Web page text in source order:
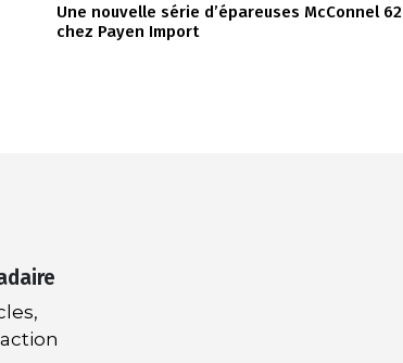
Une nouvelle série d’épareuses McConnel 62
chez Payen Import